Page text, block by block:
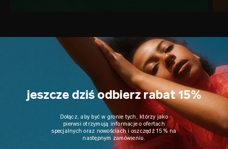
jeszcze dziś odbierz rabat 15%
Dołącz, aby być w gronie tych, którzy jako
pierwsi otrzymują informacje o ofertach
specjalnych oraz nowościach i oszczędź 15% na
następnym zamówieniu.